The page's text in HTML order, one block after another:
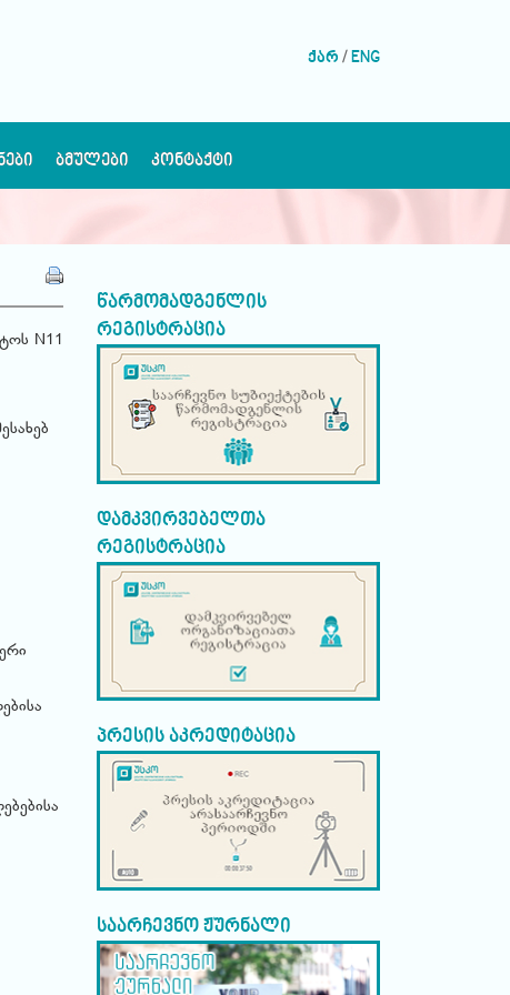
ქარ /ENG
ᲑᲛᲣᲚᲔᲑᲘ ᲙᲝᲜᲢᲐᲥᲢᲘ
N11
წარმომადგენლის
რეგისტრაცია
დამკვირვებელთა
რეგისტრაცია
პრესის აკრედიტაცია
საარჩევნო ჟურნალი